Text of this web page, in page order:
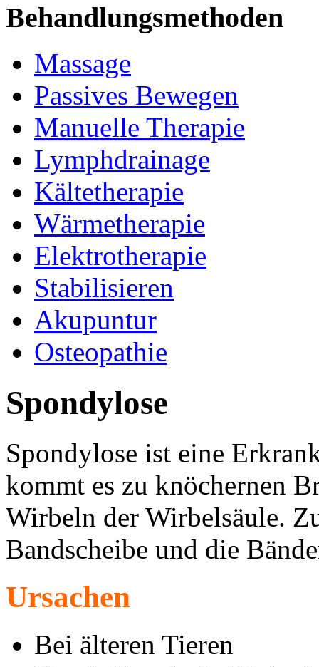
Behandlungsmethoden
Massage
Passives Bewegen
Manuelle Therapie
Lymphdrainage
Kältetherapie
Wärmetherapie
Elektrotherapie
Stabilisieren
Akupuntur
Osteopathie
Spondylose
Spondylose ist eine
kommt es zu knöchernen
Wirbeln der Wirbelsäule.
Bandscheibe und die
Ursachen
Bei älteren Tieren